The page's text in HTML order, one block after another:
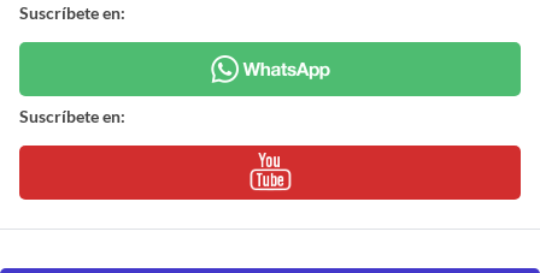
Suscríbete en:
Suscríbete en: